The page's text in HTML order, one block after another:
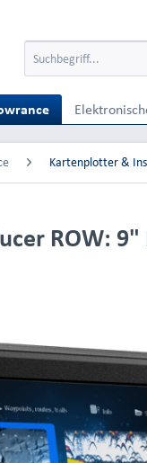
Kartenplotter &
ROW: